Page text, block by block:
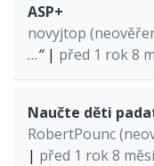
ASP+
novyjtop
…“| před 1 rok 8
Naučte děti
RobertPounc
| před 1 rok 8